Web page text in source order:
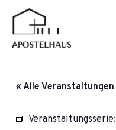
springen
« Alle Veranstaltungen
Veranstaltungsserie: